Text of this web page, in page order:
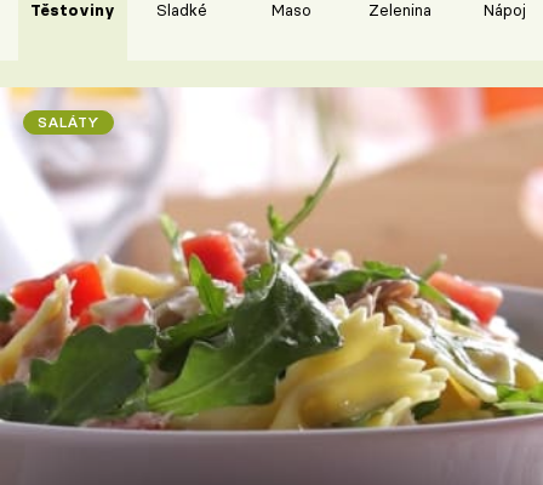
Těstoviny Sladké Maso Zelenina Nápoje
SALÁTY